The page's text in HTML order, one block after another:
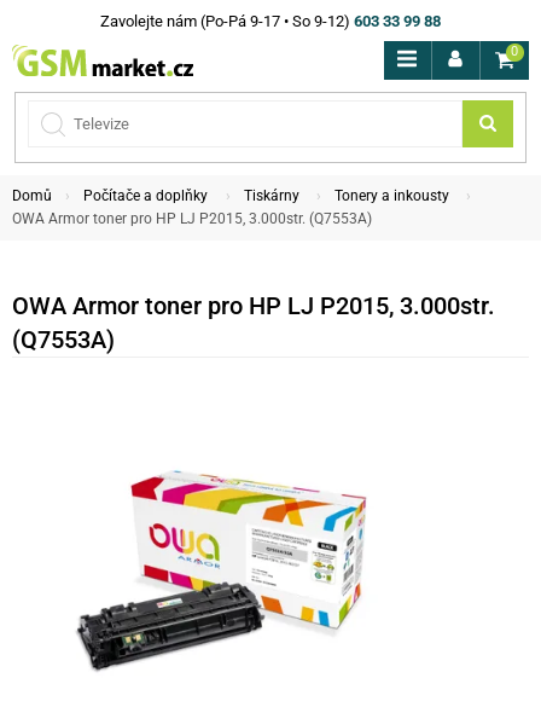
Zavolejte nám (Po-Pá 9-17 • So 9-12) 603 33 99 88
0
Domů Počítače a doplňky Tiskárny
Tonery a inkousty
OWA Armor toner pro HP LJ P2015, 3.000str. (Q7553A)
OWA Armor toner pro HP LJ P2015, 3.000str.
(Q7553A)